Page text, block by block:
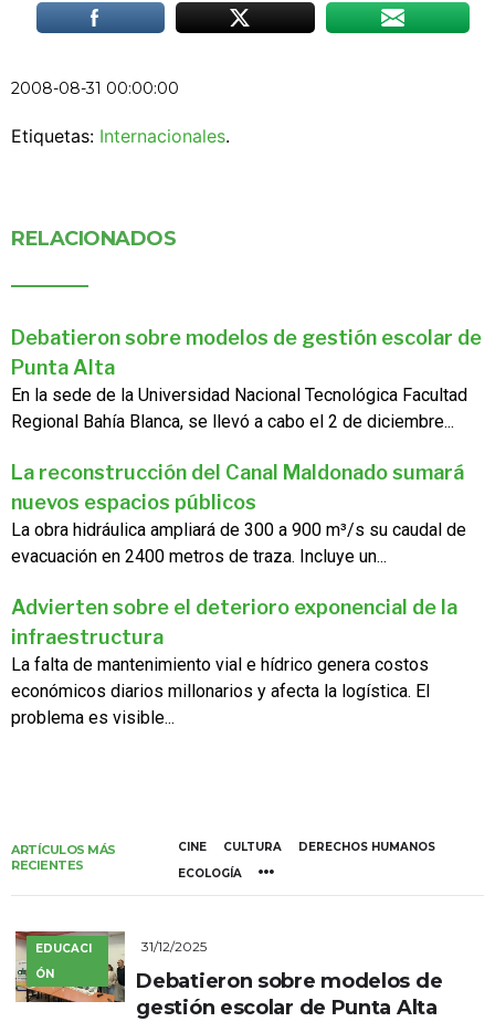
2008-08-31 00:00:00
Etiquetas: Internacionales.
RELACIONADOS
Debatieron sobre modelos de gestión escolar de
Punta Alta
En la sede de la Universidad Nacional Tecnológica Facultad
Regional Bahía Blanca, se llevó a cabo el 2 de diciembre...
La reconstrucción del Canal Maldonado sumará
nuevos espacios públicos
La obra hidráulica ampliará de 300 a 900 m³/s su caudal de
evacuación en 2400 metros de traza. Incluye un...
Advierten sobre el deterioro exponencial de la
infraestructura
La falta de mantenimiento vial e hídrico genera costos
económicos diarios millonarios y afecta la logística. El
problema es visible...
ARTÍCULOS MÁS
RECIENTES
CINE CULTURA
DERECHOS HUMANOS
ECOLOGÍA
EDUCACI
ÓN
31/12/2025
Debatieron sobre modelos de
gestión escolar de Punta Alta